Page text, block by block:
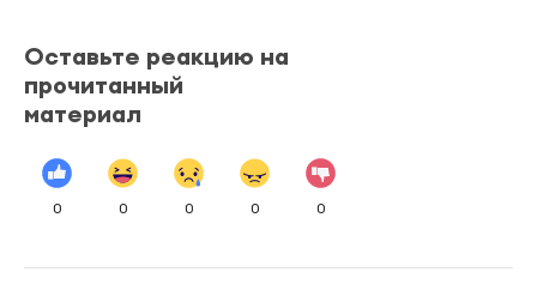
Оставьте реакцию на
прочитанный
материал
0 0 0 0 0